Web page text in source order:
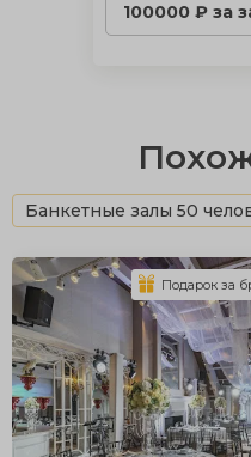
100000 ₽ за
Банкетные залы 50
Подарок за